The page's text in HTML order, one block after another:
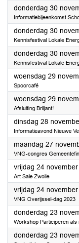
donderdag 30
Informatiebijeenkomst
donderdag 30
Kennisfestival Lokale
donderdag 30
Kennisfestival Lokale
woensdag 29
Spoorcafé
woensdag 29
Afsluiting Briljant!
dinsdag 28
Informatieavond Nieuwe
maandag 27
VNG-congres
vrijdag 24 november
Art Sale Zwolle
vrijdag 24 november
VNG Overijssel-dag 2023
donderdag 23
Workshop Participeren als
donderdag 23